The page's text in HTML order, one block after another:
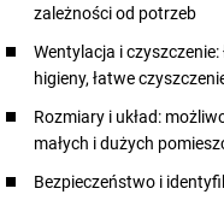
zależności od potrzeb
Wentylacja i
higieny, łatwe
Rozmiary i układ:
małych i dużych
Bezpieczeństwo i